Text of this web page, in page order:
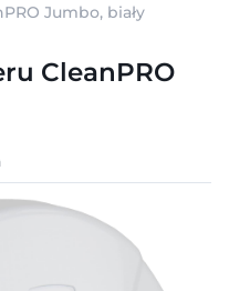
Jumbo, biały
CleanPRO